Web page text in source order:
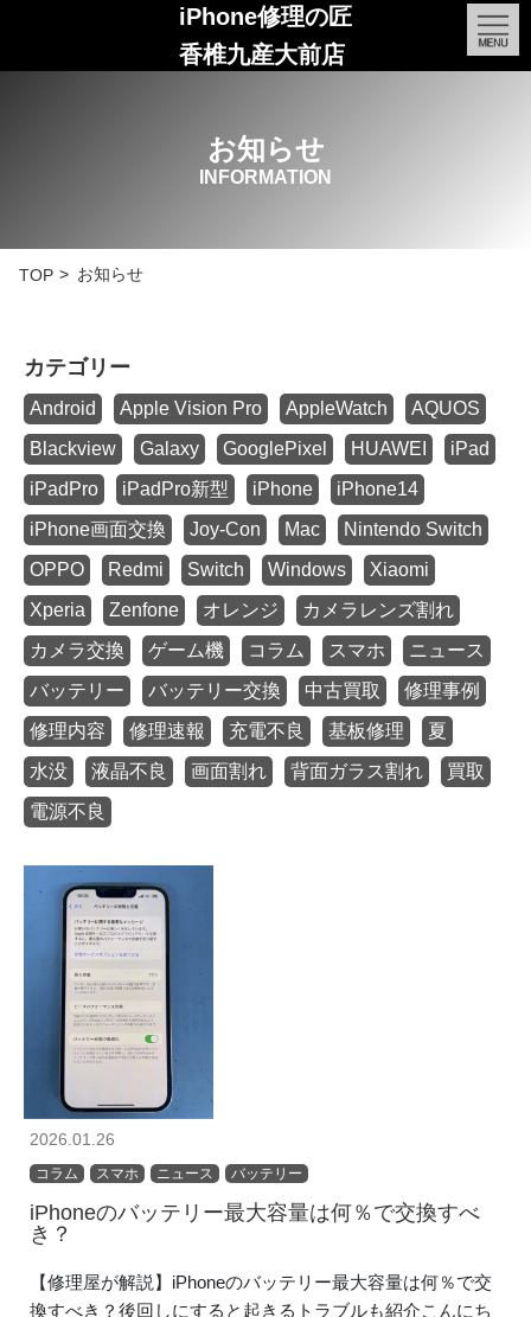
iPhone修理の匠
香椎九産大前店
お知らせ
INFORMATION
TOP お知らせ
カテゴリー
Android Apple Vision Pro AppleWatch
AQUOS
Blackview
Galaxy GooglePixel HUAWEI
iPad
iPadPro
iPadPro新型 iPhone
iPhone14
iPhone画面交換
Joy-Con Mac
Nintendo Switch
OPPO
Redmi Switch Windows
Xiaomi
Xperia
Zenfone オレンジ
カメラレンズ割れ
カメラ交換
ゲーム機 コラム スマホ
ニュース
バッテリー
バッテリー交換 中古買取
修理事例
修理内容
修理速報 充電不良 基板修理
夏
水没
液晶不良 画面割れ 背面ガラス割れ
買取
電源不良
2026.01.26
コラム スマホ ニュース バッテリー
iPhoneのバッテリー最大容量は何％で交換すべ
き？
【修理屋が解説】iPhoneのバッテリー最大容量は何％で交
換すべき？後回しにすると起きるトラブルも紹介こんにち